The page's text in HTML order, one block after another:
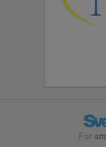
För